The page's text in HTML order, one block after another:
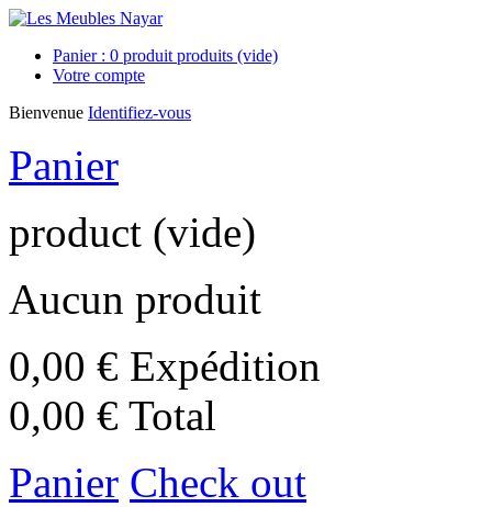
Panier : 0 produit produits (vide)
Votre compte
Bienvenue Identifiez-vous
Panier
product (vide)
Aucun produit
0,00 € Expédition
0,00 € Total
Panier Check out